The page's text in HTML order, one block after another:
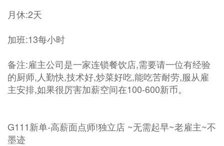
月休:2天
加班:13每小时
备注:雇主公司是一家连锁餐饮店,需要请一位有经验
的厨师,人勤快,技术好,炒菜好吃,能吃苦耐劳,服从雇
主安排,如果很厉害加薪空间在100-600新币。
G111新单-高薪面点师!独立店 ~无需起早~老雇主~不
墨迹